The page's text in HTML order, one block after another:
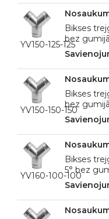
YV150-125-125
Bikses
bez
YV150-150-150
Bikses
bez
YV160-100-100
Bikses
5° bez